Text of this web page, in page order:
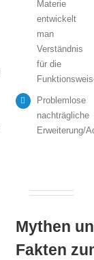
Materie
entwickelt
man
Verständnis
für die
Problemlose
nachträgliche
Erweiterung/
Mythen
Fakten